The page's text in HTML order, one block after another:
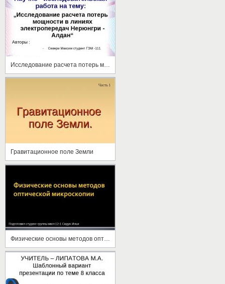
Гравитационное поле Земли